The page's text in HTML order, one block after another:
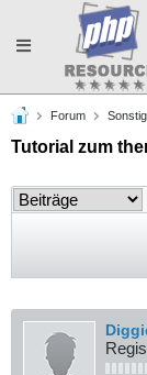
Toggle
navigation
Forum
Tutorial zum